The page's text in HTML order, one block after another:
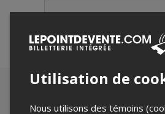
Utilisation de
Nous utilisons des témoins